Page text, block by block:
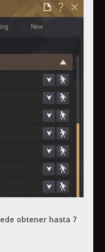
obtener hasta 7